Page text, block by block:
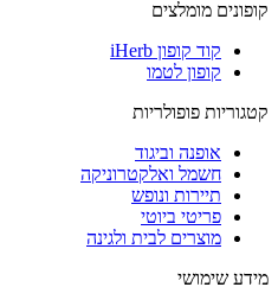
קופונים מומלצים
קוד קופון iHerb
קופון לטמו
קטגוריות פופולריות
אופנה וביגוד
חשמל ואלקטרוניקה
תיירות ונופש
פריטי ביוטי
מוצרים לבית ולגינה
מידע שימושי